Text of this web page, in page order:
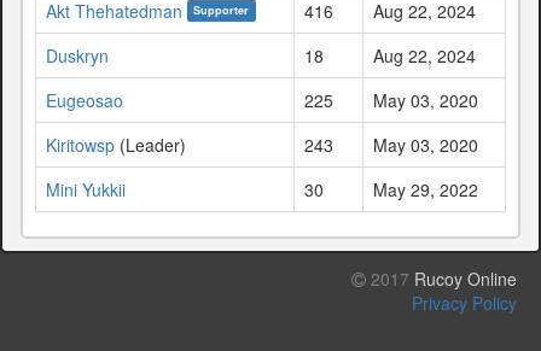
Akt Thehatedman
Supporter 416
Aug 22, 2024
Duskryn
18
Aug 22, 2024
Eugeosao
225
May 03, 2020
Kiritowsp (Leader) 243
May 03, 2020
Mini Yukkii
30 May 29, 2022
2017 Rucoy Online
Privacy Policy